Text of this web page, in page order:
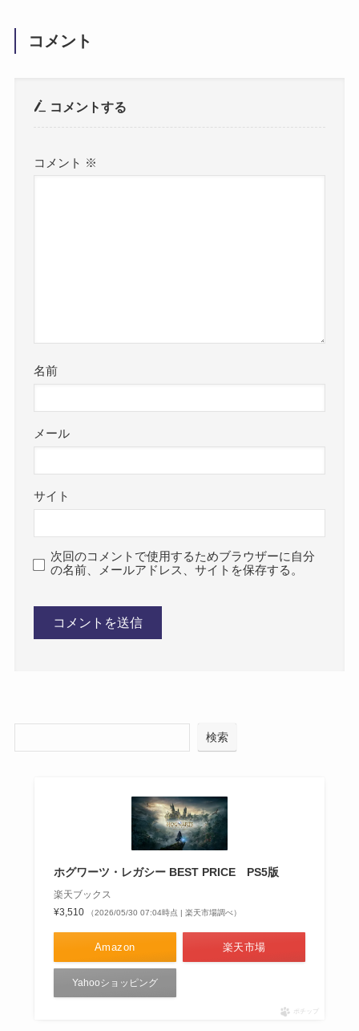
コメント
コメントする
コメント ※
名前
メール
サイト
次回のコメントで使用するためブラウザーに自分
の名前、メールアドレス、サイトを保存する。
検索
ホグワーツ・レガシー BEST PRICE PS5版
楽天ブックス
¥3,510
（2026/05/30 07:04時点 | 楽天市場調べ）
Amazon 楽天市場
Yahooショッピング
ポチップ